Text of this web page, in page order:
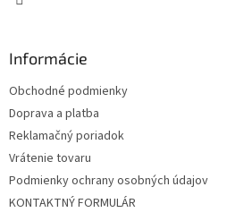
Informácie
Obchodné podmienky
Doprava a platba
Reklamačný poriadok
Vrátenie tovaru
Podmienky ochrany osobných údajov
KONTAKTNÝ FORMULÁR